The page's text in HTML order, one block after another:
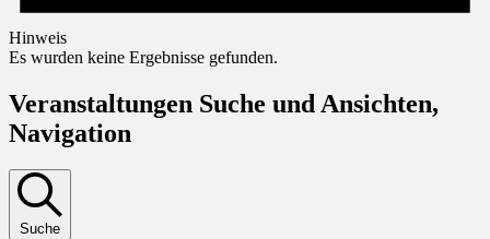
Hinweis
Es wurden keine Ergebnisse gefunden.
Veranstaltungen Suche und Ansichten,
Navigation
Suche